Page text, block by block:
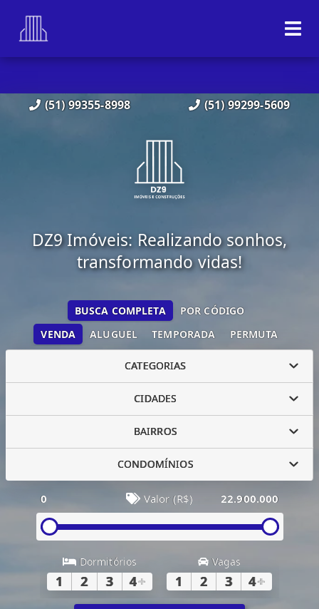
(51) 99355-8998 (51) 99299-5609
DZ9 Imóveis: Realizando sonhos,
transformando vidas!
VENDA ALUGUEL TEMPORADA PERMUTA
BUSCA COMPLETA POR CÓDIGO
CATEGORIAS
CIDADES
BAIRROS
CONDOMÍNIOS
0 Valor (R$) 22.900.000
Dormitórios
1 2 3 4+
Vagas
1 2 3 4+